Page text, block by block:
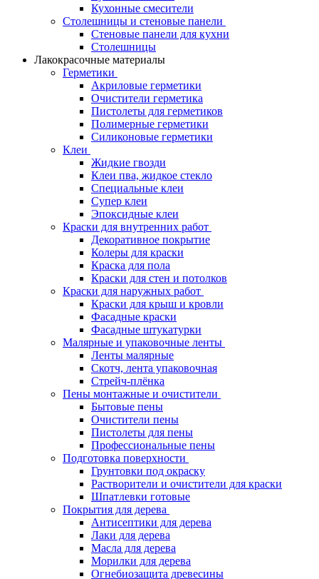
Кухонные смесители
Столешницы и стеновые панели
Стеновые панели для кухни
Столешницы
Лакокрасочные материалы
Герметики
Акриловые герметики
Очистители герметика
Пистолеты для герметиков
Полимерные герметики
Силиконовые герметики
Клеи
Жидкие гвозди
Клеи пва, жидкое стекло
Специальные клеи
Супер клеи
Эпоксидные клеи
Краски для внутренних работ
Декоративное покрытие
Колеры для краски
Краска для пола
Краски для стен и потолков
Краски для наружных работ
Краски для крыш и кровли
Фасадные краски
Фасадные штукатурки
Малярные и упаковочные ленты
Ленты малярные
Скотч, лента упаковочная
Стрейч-плёнка
Пены монтажные и очистители
Бытовые пены
Очистители пены
Пистолеты для пены
Профессиональные пены
Подготовка поверхности
Грунтовки под окраску
Растворители и очистители для краски
Шпатлевки готовые
Покрытия для дерева
Антисептики для дерева
Лаки для дерева
Масла для дерева
Морилки для дерева
Огнебиозащита древесины